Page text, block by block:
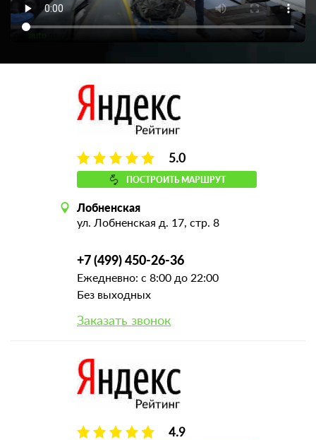
5.0
ПОСТРОИТЬ МАРШРУТ
Лобненская
ул. Лобненская д. 17, стр. 8
+7 (499) 450-26-36
Ежедневно: с 8:00 до 22:00
Без выходных
Заказать звонок
4.9